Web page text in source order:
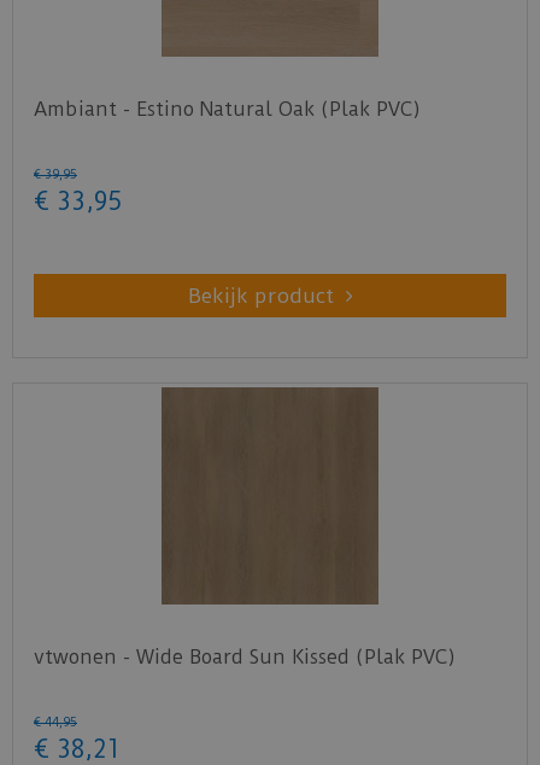
Ambiant - Estino Natural Oak (Plak PVC)
€ 39,95
€ 33 ,95
Bekijk product
vtwonen - Wide Board Sun Kissed (Plak PVC)
€ 44,95
€ 38,21